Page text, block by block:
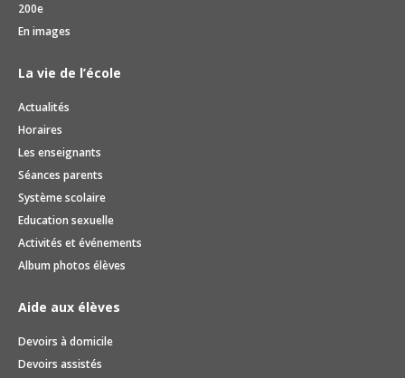
200e
En images
La vie de l’école
Actualités
Horaires
Les enseignants
Séances parents
Système scolaire
Education sexuelle
Activités et événements
Album photos élèves
Aide aux élèves
Devoirs à domicile
Devoirs assistés